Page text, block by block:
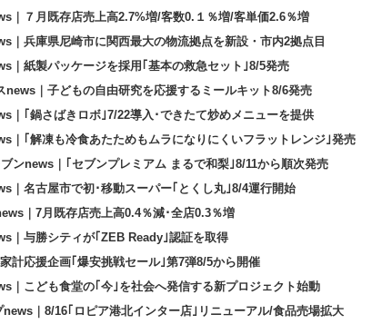
｜７月既存店売上高2.7%増/客数0.１％増/客単価2.6％増
｜兵庫県尼崎市に関西最大の物流拠点を新設・市内2拠点目
｜紙製パッケージを採用｢基本の救急セット｣8/5発売
news｜子どもの自由研究を応援するミールキット8/6発売
｜｢鍋さばきロボ｣7/22導入･できたて炒めメニューを提供
｜｢解凍も冷食あたためもムラになりにくいフラットレンジ｣発売
ンnews｜｢セブンプレミアム まるで和梨｣8/11から順次発売
｜名古屋市で初･移動スーパー｢とくし丸｣8/4運行開始
｜7月既存店売上高0.4％減･全店0.3％増
｜与勝シティが｢ZEB Ready｣認証を取得
計応援企画｢爆安挑戦セール｣第7弾8/5から開催
｜こども食堂の｢今｣を社会へ発信する新プロジェクト始動
news｜8/16｢ロピア港北インター店｣リニューアル/食品売場拡大